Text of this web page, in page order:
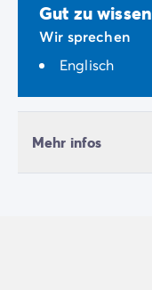
Gut zu wissen
Wir sprechen
Englisch
Mehr infos